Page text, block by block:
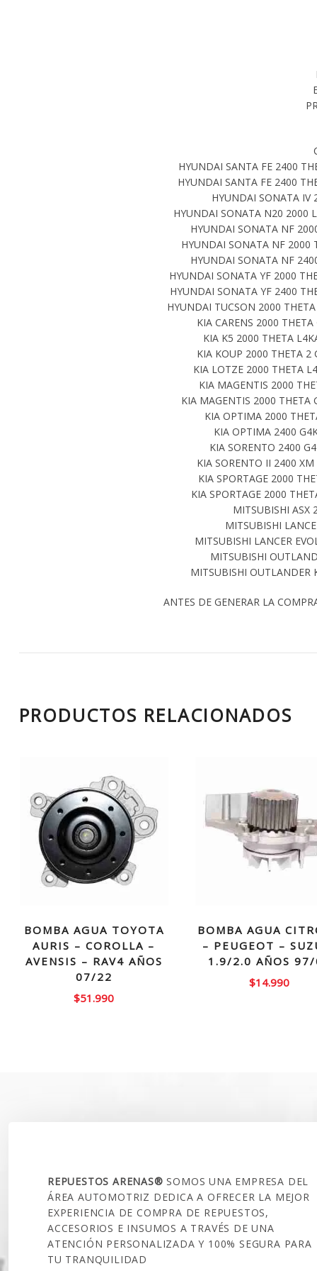
HYUNDAI SANTA FE 2400
HYUNDAI SANTA FE 2400
HYUNDAI SONATA IV
HYUNDAI SONATA N20 2000
HYUNDAI SONATA NF
HYUNDAI SONATA NF 2000
HYUNDAI SONATA NF
HYUNDAI SONATA YF 2000
HYUNDAI SONATA YF 2400
HYUNDAI TUCSON 2000
KIA CARENS 2000
KIA K5 2000 THETA
KIA KOUP 2000 THETA 2
KIA LOTZE 2000 THETA
KIA MAGENTIS 2000
KIA MAGENTIS 2000 THETA
KIA OPTIMA 2000
KIA OPTIMA 2400
KIA SORENTO 2400
KIA SORENTO II 2400
KIA SPORTAGE 2000
KIA SPORTAGE 2000
MITSUBISHI ASX
MITSUBISHI
MITSUBISHI LANCER
MITSUBISHI
MITSUBISHI OUTLANDER
ANTES DE GENERAR LA
PRODUCTOS RELACIONADOS
BOMBA AGUA TOYOTA
AURIS – COROLLA –
AVENSIS – RAV4 AÑOS
07/22
$51.990
BOMBA AGUA
– PEUGEOT –
1.9/2.0 AÑOS
$14.990
REPUESTOS ARENAS®SOMOS UNA EMPRESA DEL
ÁREA AUTOMOTRIZ DEDICA A OFRECER LA MEJOR
EXPERIENCIA DE COMPRA DE REPUESTOS,
ACCESORIOS E INSUMOS A TRAVÉS DE UNA
ATENCIÓN PERSONALIZADA Y 100% SEGURA PARA
TU TRANQUILIDAD